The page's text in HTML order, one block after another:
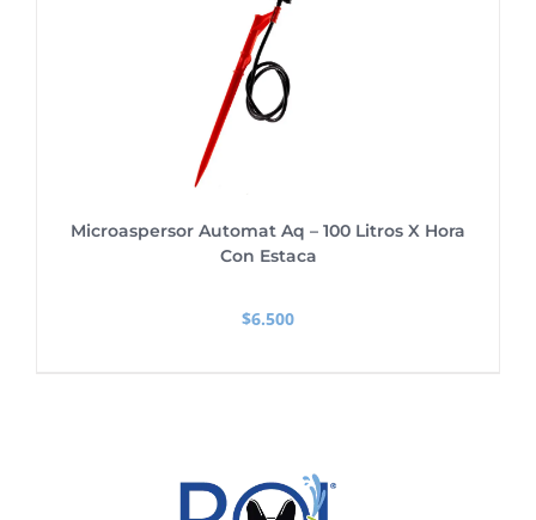
Microaspersor Automat Aq – 100 Litros X Hora
Con Estaca
$6.500